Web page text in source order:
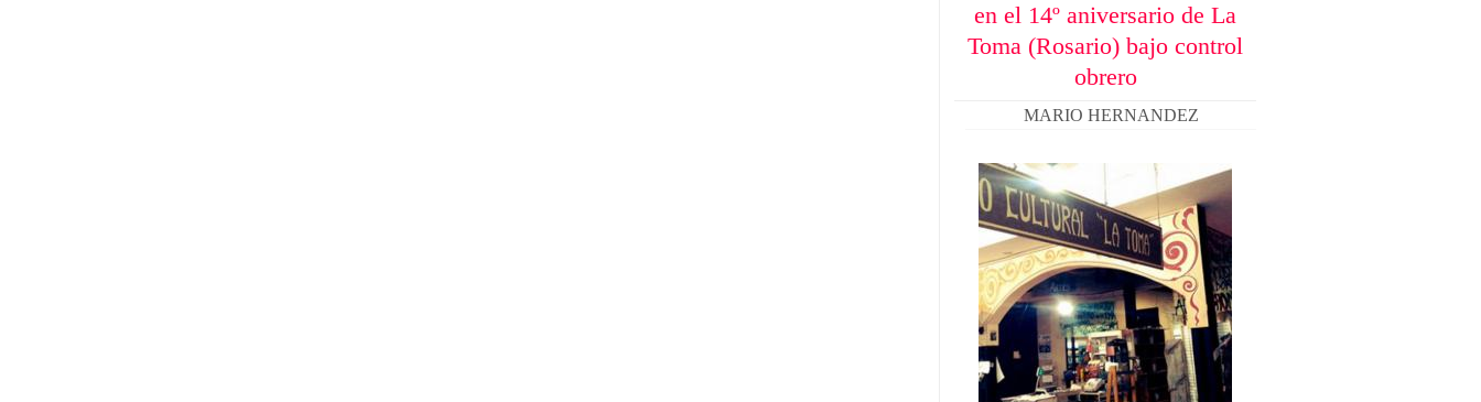
en el 14º aniversario de La
Toma (Rosario) bajo control
obrero
MARIO HERNANDEZ